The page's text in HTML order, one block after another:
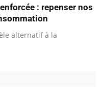
: repenser nos
alternatif à la